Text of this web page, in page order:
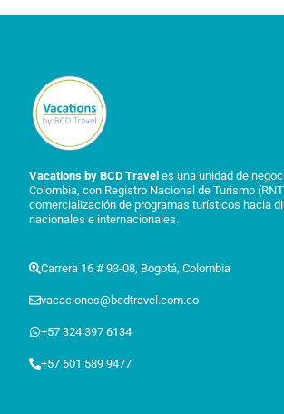
Vacations by BCD Travel es una unidad de
Colombia, con Registro Nacional de Turismo
comercialización de programas turísticos hacia
nacionales e internacionales.
Carrera 16 # 93-08, Bogotá, Colombia
vacaciones@bcdtravel.com.co
+57 324 397 6134
+57 601 589 9477